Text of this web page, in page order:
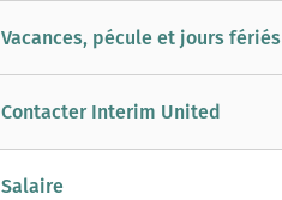
Vacances, pécule et jours fériés
Contacter Interim United
Salaire